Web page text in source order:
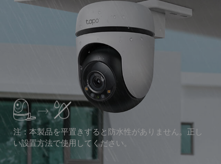
注：本製品を平置きすると防水性がありません。正し
い設置方法で使用してください。